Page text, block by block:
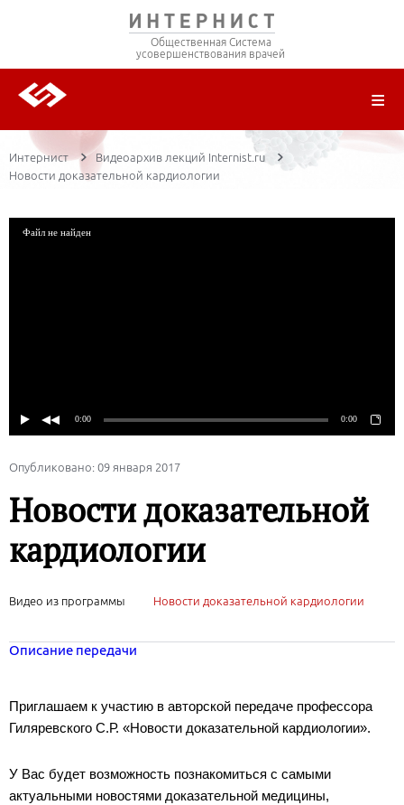
Общественная Система
усовершенствования врачей
ЦИКЛЫ ПЕРЕДАЧ
Интернист
Видеоархив лекций Internist.ru
Новости доказательной кардиологии
Опубликовано: 09 января 2017
Новости доказательной
кардиологии
Видео из программы Новости доказательной кардиологии
Описание передачи
Приглашаем к участию в авторской передаче профессора
Гиляревского С.Р. «Новости доказательной кардиологии».
У Вас будет возможность познакомиться с самыми
актуальными новостями доказательной медицины,